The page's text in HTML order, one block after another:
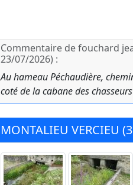
Commentaire de fouchard
23/07/2026) :
Au hameau Péchaudière,
coté de la cabane des
MONTALIEU VERCIEU